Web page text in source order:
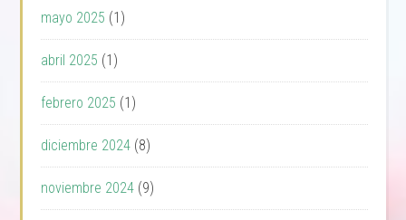
mayo 2025 (1)
abril 2025 (1)
febrero 2025 (1)
diciembre 2024 (8)
noviembre 2024 (9)